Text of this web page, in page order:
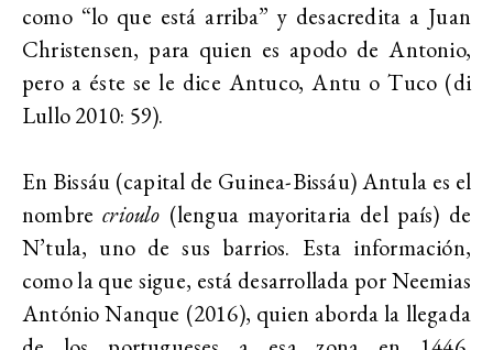
como “lo que está arriba” y desacredita a Juan
Christensen, para quien es apodo de Antonio,
pero a éste se le dice Antuco, Antu o Tuco (di
Lullo 2010: 59).
En Bissáu (capital de Guinea-Bissáu) Antula es el
nombrecrioulo (lengua mayoritaria del país) de
N’tula, uno de sus barrios. Esta información,
como la que sigue, está desarrollada por Neemias
António Nanque (2016), quien aborda la llegada